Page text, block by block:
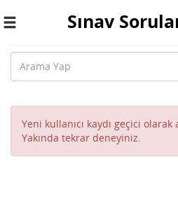
Toggle
Sınav
Yeni kullanıcı kaydı geçici olarak
Yakında tekrar deneyiniz.